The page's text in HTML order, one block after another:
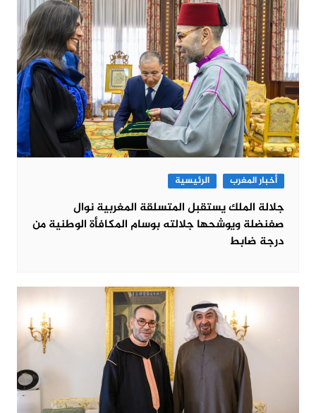
أخبار المغرب الرئيسية
جلالة الملك يستقبل المتسلقة المغربية نوال
صفنضلة ويوشحها جلالته بوسام المكافأة الوطنية من
درجة ضابط